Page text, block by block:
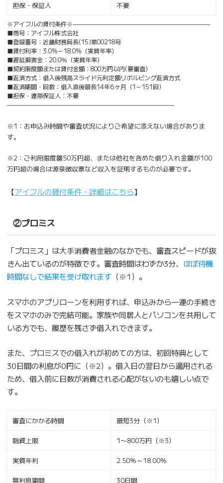
担保・保証人 不要
※アイフルの貸付条件※———————————————————————
■商号：アイフル株式会社
■登録番号：近畿財務局長(15)第00218号
■貸付利率：3.0%～18.0%（実質年率）
■遅延損害金：20.0％（実質年率）
■契約限度額または貸付金額：800万円以内(要審査)
■返済方式：借入後残高スライド元利定額リボルビング返済方式
■返済期間・回数：借入直後最長14年6ヶ月（1～151回)
■担保・連帯保証人：不要
————————————————————————————
※1：お申込み時間や審査状況によりご希望に添えない場合がありま
す。
※2：ご利用限度額50万円超、または他社を含めた借り入れ金額が100
万円超の場合は源泉徴収票など収入を証明するものが必要です。
【アイフルの貸付条件・詳細はこちら】
②プロミス
「プロミス」は大手消費者金融のなかでも、審査スピードが抜
きん出ているのが特徴です。審査時間はわずか3分、 ほぼ待機
時間なしで結果を受け取れます（※1）。
スマホのアプリローンを利用すれば、申込みから一連の手続き
をスマホのみで完結可能。家族や同居人とパソコンを共用して
いる方でも、履歴を残さず借入れできます。
また、プロミスでの借入れが初めての方は、初回特典として
30日間の利息が0円に（※2）。借入日の翌日から適用される
ため、借入前に日数が消費される心配がないのも嬉しい点で
す。
審査にかかる時間 最短3分（※1）
融資上限 1〜800万円（※3）
実質年利 2.50％～18.00％
無利息期間 30日間